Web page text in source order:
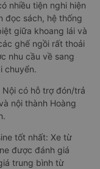
nhiều tiện nghi hiện
đọc sách, hệ thống
giữa khoang lái và
ghế ngồi rất thoải
nhu cầu về sang
chuyển.
có hỗ trợ đón/trả
nội thành Hoàng
tốt nhất: Xe từ
được đánh giá
trung bình từ